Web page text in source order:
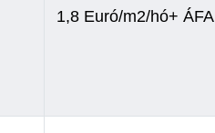
1,8 Euró/m2/hó+ ÁFA